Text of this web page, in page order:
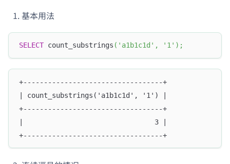
基本用法
SELECT count_substrings ( 'a1b1c1d' , '1' ) ;
+----------------------------------+
| count_substrings('a1b1c1d', '1') |
+----------------------------------+
|                                3 |
+----------------------------------+